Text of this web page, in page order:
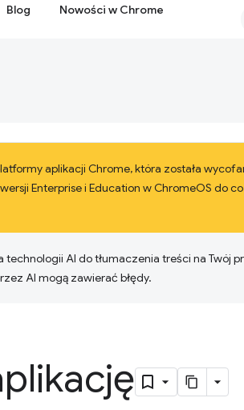
Blog Nowości w Chrome
aplikacji Chrome, która została
Enterprise i Education w ChromeOS do
technologii AI do tłumaczenia treści na Twój
AI mogą zawierać błędy.